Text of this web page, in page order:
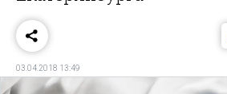
03.04.2018 13:49